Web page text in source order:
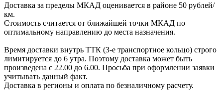
Доставка за пределы МКАД оценивается в районе 50 рублей/
км.
Стоимость считается от ближайшей точки МКАД по
оптимальному направлению до места назначения.
Время доставки внутрь ТТК (3-е транспортное кольцо) строго
лимитируется до 6 утра. Поэтому доставка может быть
произведена с 22.00 до 6.00. Просьба при оформлении заявки
учитывать данный факт.
Доставка в регионы и оплата по безналичному расчету.